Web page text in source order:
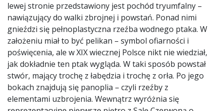
lewej stronie przedstawiony jest pochód tryumfalny –
nawiązujący do walki zbrojnej i powstań. Ponad nimi
gnieździ się pełnoplastyczna rzeźba wodnego ptaka. W
założeniu miał to być pelikan – symbol ofiarności i
poświęcenia, ale w XIX wiecznej Polsce nikt nie wiedział,
jak dokładnie ten ptak wygląda. W taki sposób powstał
stwór, mający trochę z łabędzia i trochę z orła. Po jego
bokach znajdują się panoplia – czyli rzeźby z
elementami uzbrojenia. Wewnątrz wyróżnia się